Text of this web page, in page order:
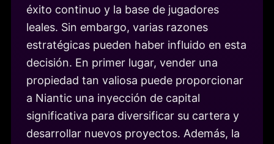
éxito continuo y la base de jugadores
leales. Sin embargo, varias razones
estratégicas pueden haber influido en esta
decisión. En primer lugar, vender una
propiedad tan valiosa puede proporcionar
a Niantic una inyección de capital
significativa para diversificar su cartera y
desarrollar nuevos proyectos. Además, la